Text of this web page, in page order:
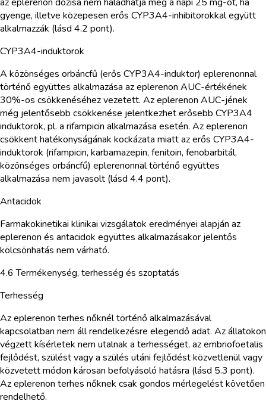
gyenge, illetve közepesen erős CYP3A4-inhibitorokkal együtt
alkalmazzák (lásd 4.2 pont).
CYP3A4-induktorok
A közönséges orbáncfű (erős CYP3A4-induktor) eplerenonnal
történő együttes alkalmazása az eplerenon AUC-értékének
30%-os csökkenéséhez vezetett. Az eplerenon AUC-jének
még jelentősebb csökkenése jelentkezhet erősebb CYP3A4
induktorok, pl. a rifampicin alkalmazása esetén. Az eplerenon
csökkent hatékonyságának kockázata miatt az erős CYP3A4-
induktorok (rifampicin, karbamazepin, fenitoin, fenobarbitál,
közönséges orbáncfű) eplerenonnal történő együttes
alkalmazása nem javasolt (lásd 4.4 pont).
Antacidok
Farmakokinetikai klinikai vizsgálatok eredményei alapján az
eplerenon és antacidok együttes alkalmazásakor jelentős
kölcsönhatás nem várható.
4.6 Termékenység, terhesség és szoptatás
Terhesség
Az eplerenon terhes nőknél történő alkalmazásával
kapcsolatban nem áll rendelkezésre elegendő adat. Az állatokon
végzett kísérletek nem utalnak a terhességet, az embriofoetalis
fejlődést, szülést vagy a szülés utáni fejlődést közvetlenül vagy
közvetett módon károsan befolyásoló hatásra (lásd 5.3 pont).
Az eplerenon terhes nőknek csak gondos mérlegelést követően
rendelhető.